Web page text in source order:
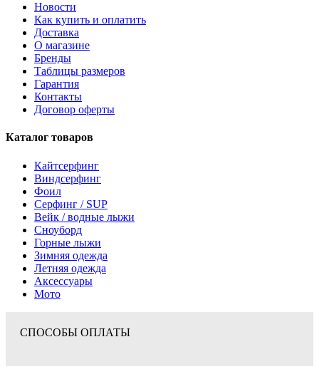
Новости
Как купить и оплатить
Доставка
О магазине
Бренды
Таблицы размеров
Гарантия
Контакты
Договор оферты
Каталог товаров
Кайтсерфинг
Виндсерфинг
Фоил
Серфинг / SUP
Вейк / водные лыжи
Сноуборд
Горные лыжи
Зимняя одежда
Летняя одежда
Аксессуары
Мото
СПОСОБЫ ОПЛАТЫ